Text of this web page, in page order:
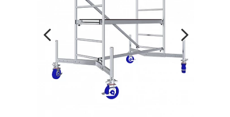
Vorheriges
Bild
Nächstes
Bild